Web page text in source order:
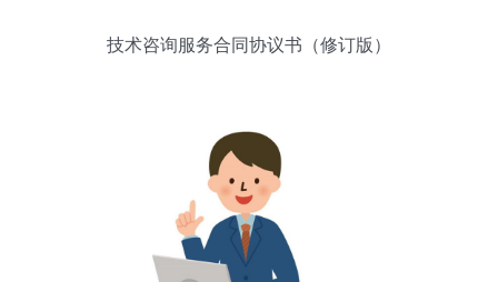
技术咨询服务合同协议书（修订版）